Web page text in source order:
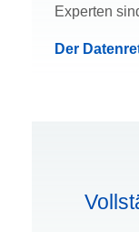
Experten
Der